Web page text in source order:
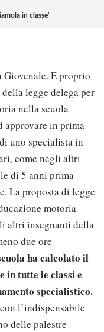
in classe'
Giovenale. E proprio
della legge delega per
nella scuola
approvare in prima
uno specialista in
come negli altri
di 5 anni prima
La proposta di legge
motoria
altri insegnanti della
due ore
ha calcolato il
in tutte le classi e
specialistico.
l’indispensabile
delle palestre